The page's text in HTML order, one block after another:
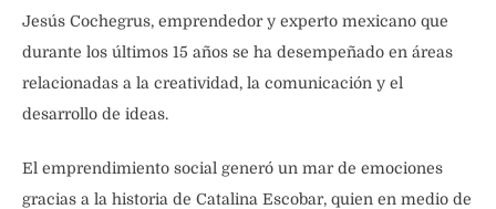
Jesús Cochegrus, emprendedor y experto mexicano que
durante los últimos 15 años se ha desempeñado en áreas
relacionadas a la creatividad, la comunicación y el
desarrollo de ideas.
El emprendimiento social generó un mar de emociones
gracias a la historia de Catalina Escobar, quien en medio de